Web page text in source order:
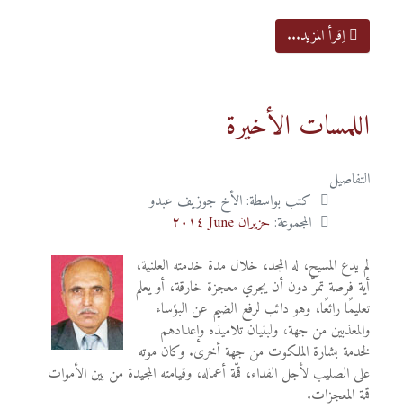
اِقرأ المزيد...
اللمسات الأخيرة
التفاصيل
كتب بواسطة: الأخ جوزيف عبدو
المجموعة: حزيران June ٢٠١٤
لم يدع المسيح، له المجد، خلال مدة خدمته العلنية،
أية فرصة تمرّ دون أن يجري معجزة خارقة، أو يعلم
تعليمًا رائعًا، وهو دائب لرفع الضيم عن البؤساء
والمعذبين من جهة، ولبنيان تلاميذه وإعدادهم
لخدمة بشارة الملكوت من جهة أخرى. وكان موته
على الصليب لأجل الفداء، قمّة أعماله، وقيامته المجيدة من بين الأموات
قمة المعجزات.